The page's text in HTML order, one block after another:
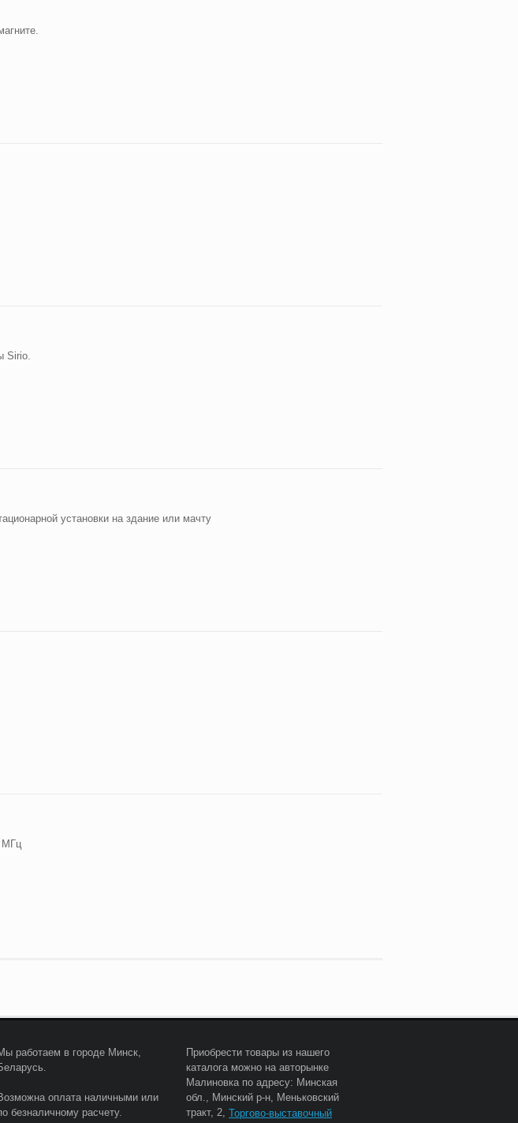
Sirio.
установки на здание или мачту
МГц
работаем в городе Минск,
оплата наличными или
безналичному расчету.
Приобрести товары из нашего
каталога можно на авторынке
Малиновка по адресу: Минская
обл., Минский р-н, Меньковский
тракт, 2, Торгово-выставочный